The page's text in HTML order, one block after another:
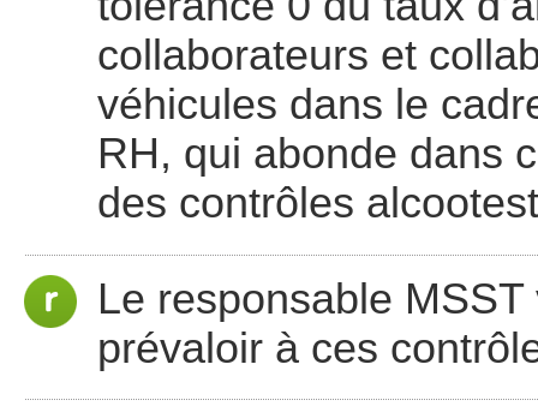
collaborateurs et
véhicules dans le
RH, qui abonde dans
des contrôles
Le responsable
prévaloir à ces